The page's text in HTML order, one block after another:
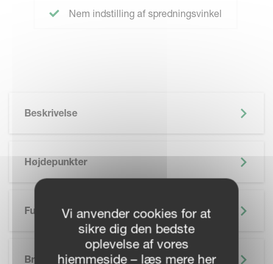
Nem indstilling af spredningsvinkel
Beskrivelse
Højdepunkter
Funktioner
Brochure
SKIP BROCHURE
Vi anvender cookies for at
sikre dig den bedste
oplevelse af vores
hjemmeside – læs mere her